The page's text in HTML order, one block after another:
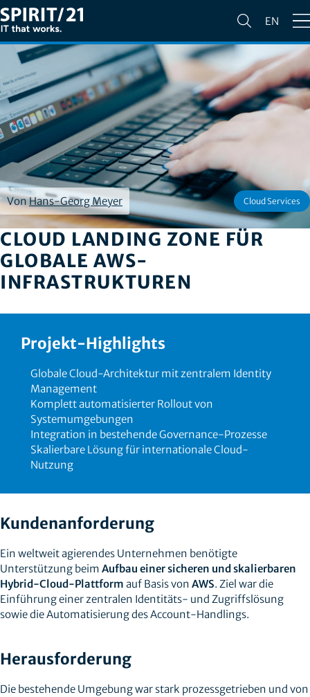
EN
VonHans-Georg Meyer Cloud Services
CLOUD LANDING ZONE FÜR
GLOBALE AWS-
INFRASTRUKTUREN
Kundenanforderung
Ein weltweit agierendes Unternehmen benötigte
Unterstützung beim Aufbau einer sicheren und skalierbaren
Hybrid-Cloud-Plattform auf Basis von AWS. Ziel war die
Einführung einer zentralen Identitäts- und Zugriffslösung
sowie die Automatisierung des Account-Handlings.
Herausforderung
Die bestehende Umgebung war stark prozessgetrieben und von
Projekt-Highlights
Globale Cloud-Architektur mit zentralem Identity
Management
Komplett automatisierter Rollout von
Systemumgebungen
Integration in bestehende Governance-Prozesse
Skalierbare Lösung für internationale Cloud-
Nutzung